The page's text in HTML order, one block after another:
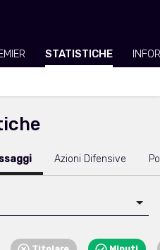
STATISTICHE
Azioni Difensive